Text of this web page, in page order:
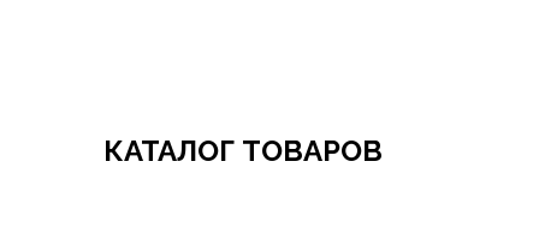
КАТАЛОГ ТОВАРОВ